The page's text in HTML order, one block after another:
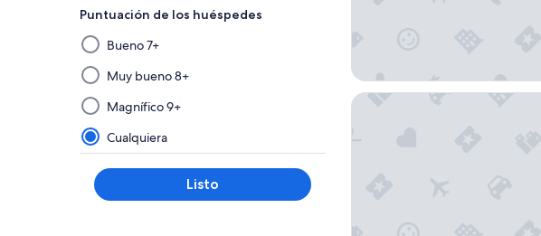
Puntuación de los huéspedes
Al
seleccionar
y
aplicar
un
filtro
de
este
grupo,
Bueno 7+
Muy bueno 8+
Magnífico 9+
Cualquiera
Listo
Hotel Vale Verde